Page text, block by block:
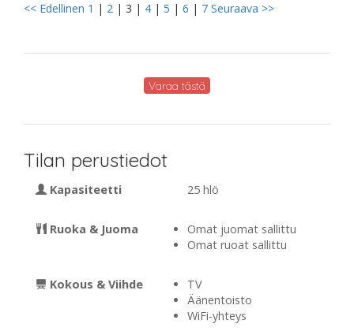
<< Edellinen 1 | 2 | 3 | 4 | 5 | 6 | 7 Seuraava >>
Varaa tästä
Tilan perustiedot
Kapasiteetti 25 hlö
Ruoka & Juoma
Omat juomat sallittu
Omat ruoat sallittu
Kokous & Viihde
TV
Äänentoisto
WiFi-yhteys